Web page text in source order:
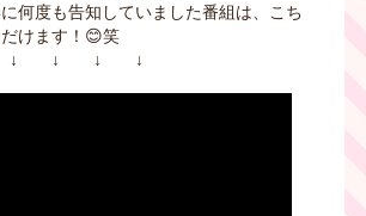
何度も告知していました番組は、こち
けます！😊笑
↓ ↓ ↓